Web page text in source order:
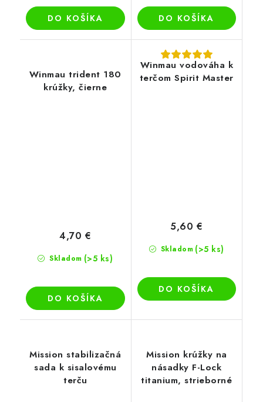
DO KOŠÍKA DO KOŠÍKA
Winmau trident 180
krúžky, čierne
Skladom (>5 ks)
4,70 €
DO KOŠÍKA
Winmau vodováha k
terčom Spirit Master
Skladom (>5 ks)
5,60 €
DO KOŠÍKA
Mission stabilizačná
sada k sisalovému
terču
Mission krúžky na
násadky F-Lock
titanium, strieborné